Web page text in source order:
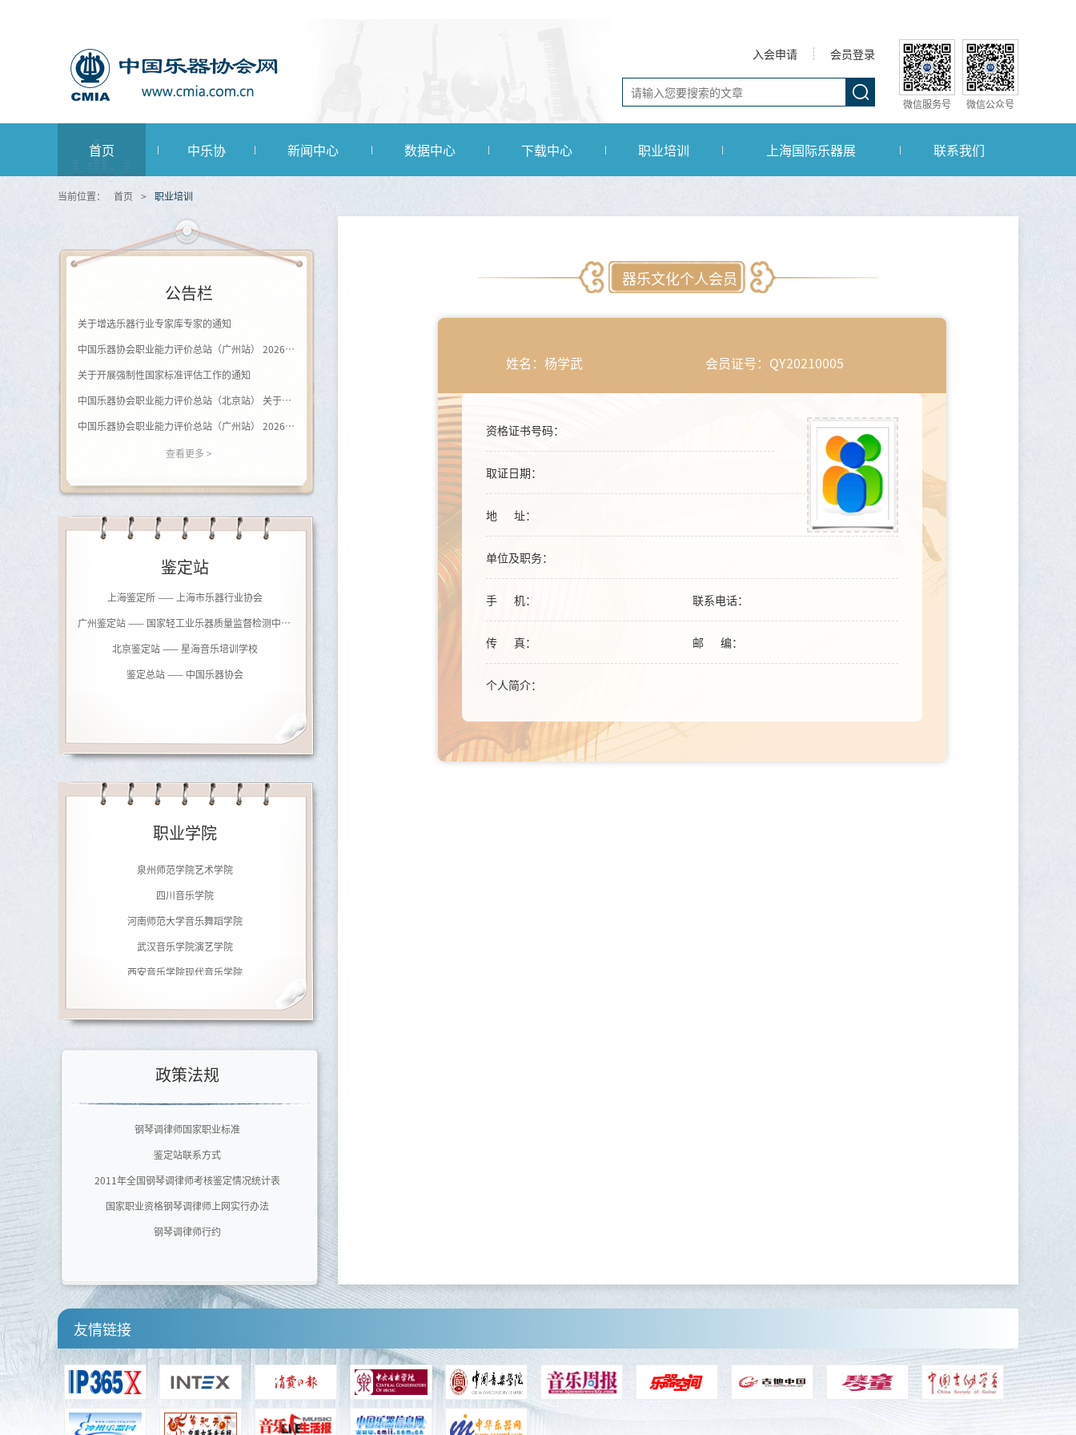
微信服务号 微信公众号
会员登录
入会申请
首页 中乐协 新闻中心 数据中心 下载中心 职业培训 上海国际乐器展 联系我们
当前位置： 首页 > 职业培训
公告栏
关于增选乐器行业专家库专家的通知
中国乐器协会职业能力评价总站（广州站） 2026年第一批《钢琴及键盘乐器制作工》登记评价通知
关于开展强制性国家标准评估工作的通知
中国乐器协会职业能力评价总站（北京站） 关于开展（黑河学院）钢琴调律师职业等级评价的通知
中国乐器协会职业能力评价总站（广州站） 2026年广西站钢琴调律师等级评价通知
查看更多 >
鉴定站
上海鉴定所 —— 上海市乐器行业协会
广州鉴定站 —— 国家轻工业乐器质量监督检测中心（广州）
北京鉴定站 —— 星海音乐培训学校
鉴定总站 —— 中国乐器协会
职业学院
济南大学音乐学院
广东文艺职业学院
泉州师范学院艺术学院
四川音乐学院
河南师范大学音乐舞蹈学院
武汉音乐学院演艺学院
西安音乐学院现代音乐学院
北京劲松职业高中
南京师范大学音乐学院
政策法规
钢琴调律师国家职业标准
鉴定站联系方式
2011年全国钢琴调律师考核鉴定情况统计表
国家职业资格钢琴调律师上网实行办法
钢琴调律师行约
器乐文化个人会员
姓名：杨学武 会员证号：QY20210005
资格证书号码：
取证日期：
地 址：
单位及职务：
手 机： 联系电话：
传 真： 邮 编：
个人简介：
友情链接